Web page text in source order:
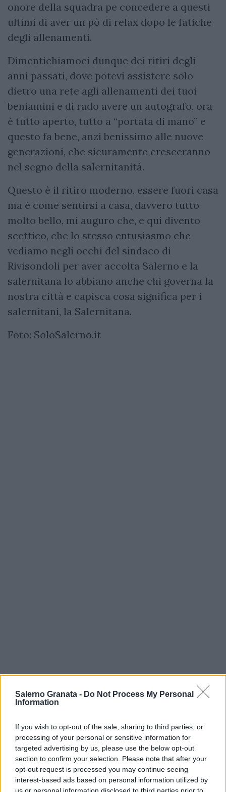
Salerno Granata - Do Not Process My Personal
Information
If you wish to opt-out of the sale, sharing to third parties, or
processing of your personal or sensitive information for
targeted advertising by us, please use the below opt-out
section to confirm your selection. Please note that after your
opt-out request is processed you may continue seeing
interest-based ads based on personal information utilized by
onore della squadra pe concedere a questi
ultimi di aver un pò di relax dopo le fatiche
degli allenamenti.
Dimentichiamoci dunque dei ritiri degli
anni passati, dove potevi assistere solo
dietro una rete agli allenamenti dei tuoi
beniamini e di rado avere un autografo, ora
è tutto aperto, tutto a “portata di mano” e
questo fa bene, anzi benissimo alle nuove
generazioni, che sicuramente cresceranno
nel segno della salernitanità.
Questo è il ritiro moderno, essere fuori casa
ma è come sentirsi a casa, davvero tutto
molto bello, mi auguro che, e qui divento
scettico, che lo stesso entusiasmo che
vediamo negli occhi del sindaco di
Rivisondoli per aver accolta Salerno e la
salernitana lo abbiano anche chi governa la
nostra città e capisca cosa significa per i
salernitani, la Salernitana.
Foto: SoloSalerno.it